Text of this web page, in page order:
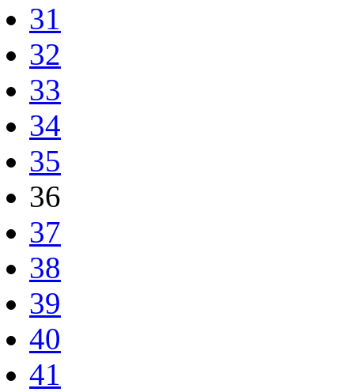
31
32
33
34
35
36
37
38
39
40
41